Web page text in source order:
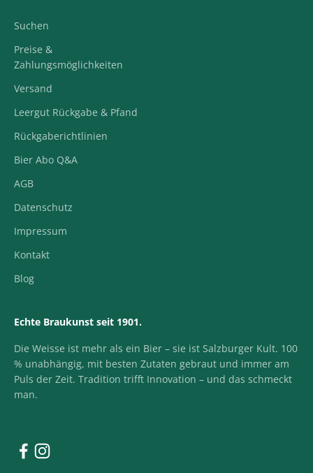
Suchen
Preise &
Zahlungsmöglichkeiten
Versand
Leergut Rückgabe & Pfand
Rückgaberichtlinien
Bier Abo Q&A
AGB
Datenschutz
Impressum
Kontakt
Blog
Echte Braukunst seit 1901.
Die Weisse ist mehr als ein Bier – sie ist Salzburger Kult. 100
% unabhängig, mit besten Zutaten gebraut und immer am
Puls der Zeit. Tradition trifft Innovation – und das schmeckt
man.